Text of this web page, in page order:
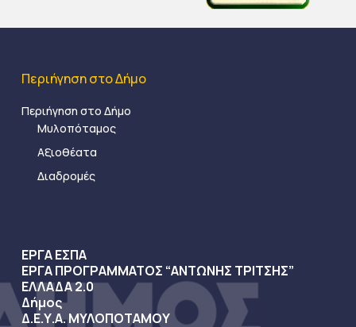
Περιήγηση στο Δήμο
Περιήγηση στο Δήμο
Μυλοπόταμος
Αξιοθέατα
Διαδρομές
ΕΡΓΑ ΕΣΠΑ
ΕΡΓΑ ΠΡΟΓΡΑΜΜΑΤΟΣ “ΑΝΤΩΝΗΣ ΤΡΙΤΣΗΣ”
ΕΛΛΑΔΑ 2.0
Δήμος
Δ.Ε.Υ.Α. ΜΥΛΟΠΟΤΑΜΟΥ